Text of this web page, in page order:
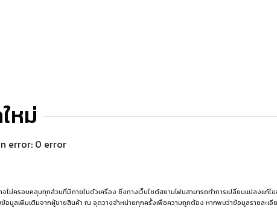
หม่
error: 0 error
ไม่ครอบคลุมทุกส่วนที่มีภายในตัวเครื่อง ซึ่งทางเว็บไซต์สยามโฟนสามารถทำการเปลี่ยนแปลงแก้
อมูลเพิ่มเติมจากผู้ขายสินค้า ณ จุดวางจำหน่ายทุกครั้งเพื่อความถูกต้อง หากพบว่าข้อมูลรายละเ